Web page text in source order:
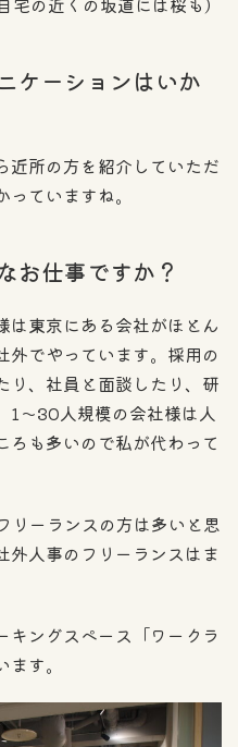
ケーションはいか
所の方を紹介していただ
ていますね。
お仕事ですか？
東京にある会社がほとん
外でやっています。採用の
り、社員と面談したり、研
1〜30人規模の会社様は人
ろも多いので私が代わって
リーランスの方は多いと思
外人事のフリーランスはま
キングスペース「ワークラ
す。